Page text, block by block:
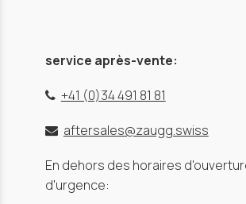
service après-vente:
+41 (0)34 491 81 81
aftersales@zaugg.swiss
En dehors des horaires
d'urgence: